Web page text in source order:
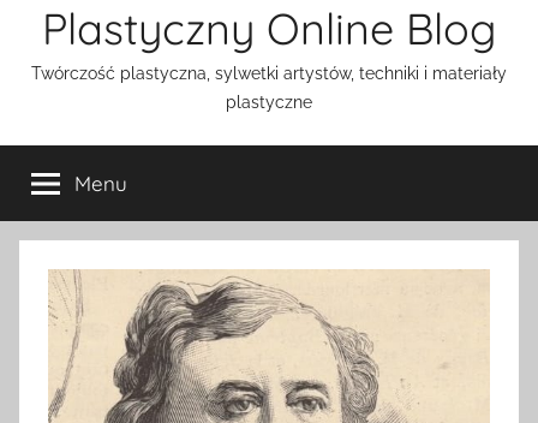
Plastyczny Online Blog
Twórczość plastyczna, sylwetki artystów, techniki i materiały
plastyczne
Menu